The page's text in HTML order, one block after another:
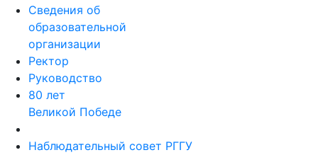
Сведения об
образовательной
организации
Ректор
Руководство
80 лет
Великой Победе
Наблюдательный совет РГГУ